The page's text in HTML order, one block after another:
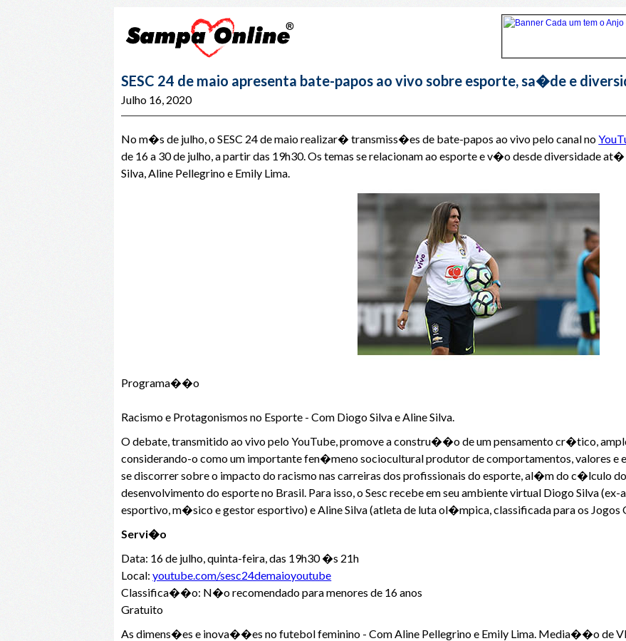
SESC 24 de maio apresenta bate-papos ao vivo sobre esporte, sa�de e
Julho 16, 2020
No m�s de julho, o SESC 24 de maio realizar� transmiss�es de bate-papos ao vivo pelo canal no
de 16 a 30 de julho, a partir das 19h30. Os temas se relacionam ao esporte e v�o desde diversidade
Silva, Aline Pellegrino e Emily Lima.
Programa��o
Racismo e Protagonismos no Esporte - Com Diogo Silva e Aline Silva.
O debate, transmitido ao vivo pelo YouTube, promove a constru��o de um pensamento cr�tico,
considerando-o como um importante fen�meno sociocultural produtor de comportamentos, valores e
se discorrer sobre o impacto do racismo nas carreiras dos profissionais do esporte, al�m do c�lculo
desenvolvimento do esporte no Brasil. Para isso, o Sesc recebe em seu ambiente virtual Diogo Silva
esportivo, m�sico e gestor esportivo) e Aline Silva (atleta de luta ol�mpica, classificada para os
Servi�o
Data: 16 de julho, quinta-feira, das 19h30 �s 21h
Local:youtube.com/sesc24demaioyoutube
Classifica��o: N�o recomendado para menores de 16 anos
Gratuito
As dimens�es e inova��es no futebol feminino - Com Aline Pellegrino e Emily Lima. Media��o de